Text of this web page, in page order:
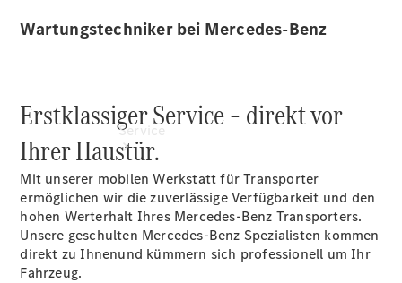
Service
Wartungstechniker bei Mercedes-Benz
Erstklassiger Service – direkt vor
Ihrer Haustür.
Mit unserer mobilen Werkstatt für Transporter
ermöglichen wir die zuverlässige Verfügbarkeit und den
hohen Werterhalt Ihres Mercedes-Benz Transporters.
Unsere geschulten Mercedes-Benz Spezialisten kommen
direkt zuIhnenund kümmern sich professionell um Ihr
Fahrzeug.